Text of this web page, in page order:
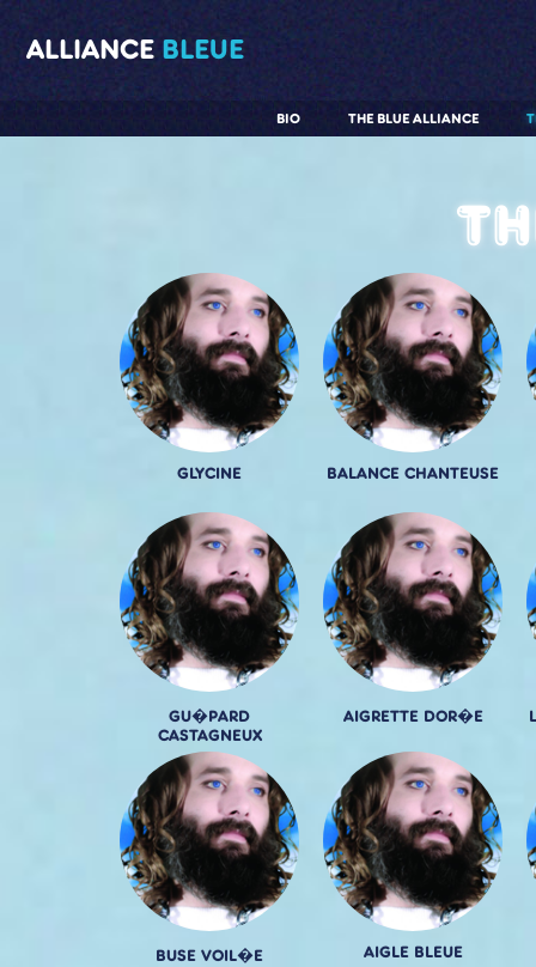
ALLIANCE BLEUE
THE BLUE ALLIANCE
BIO
GLYCINE BALANCE CHANTEUSE
GU�PARD
CASTAGNEUX
AIGRETTE DOR�E
BUSE VOIL�E AIGLE BLEUE